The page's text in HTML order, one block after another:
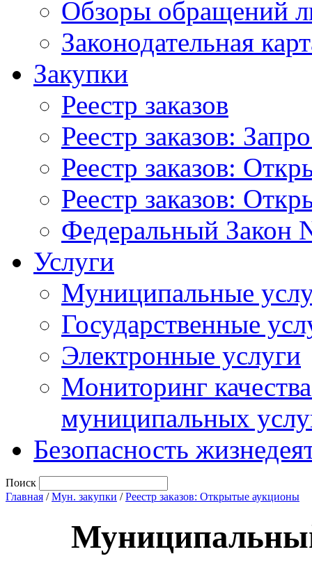
Обзоры обращений
Законодательная
Закупки
Реестр заказов
Реестр заказов:
Реестр заказов:
Реестр заказов:
Федеральный Закон
Услуги
Муниципальные
Государственные
Электронные услуги
Мониторинг
муниципальных
Безопасность
Поиск
Главная /Мун. закупки /Реестр заказов: Открытые аукционы